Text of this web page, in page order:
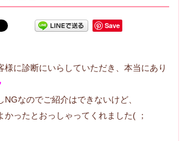
Save
様に診断にいらしていただき、本当にあり
なのでご紹介はできないけど、
かったとおっしゃってくれました( ；